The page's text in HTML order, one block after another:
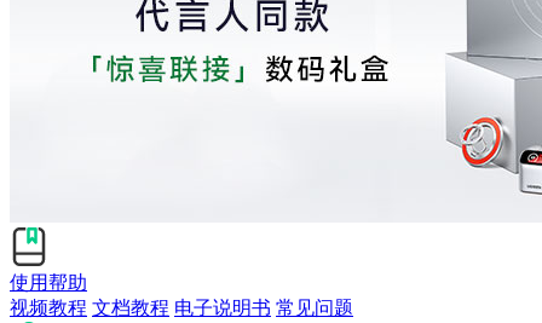
使用帮助
视频教程 文档教程 电子说明书 常见问题